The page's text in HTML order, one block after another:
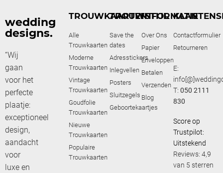
wedding
designs.
“Wij
gaan
voor het
perfecte
plaatje:
exceptioneel
design,
aandacht
voor
luxe en
TROUWKAARTEN
Alle
Trouwkaarten
Moderne
Trouwkaarten
Vintage
Trouwkaarten
Goudfolie
Trouwkaarten
Nieuwe
Trouwkaarten
Populaire
Trouwkaarten
TROUWSTIJL
Save the
dates
Adresstickers
Inlegvellen
Posters
Sluitzegels
Geboortekaartjes
INFORMATIE
Over Ons
Papier
Enveloppen
Betalen
Verzenden
Blog
Contactformulier
Retourneren
E:
T:050 2111
830
Score op
Trustpilot:
Uitstekend
Reviews: 4,9
van 5 sterren